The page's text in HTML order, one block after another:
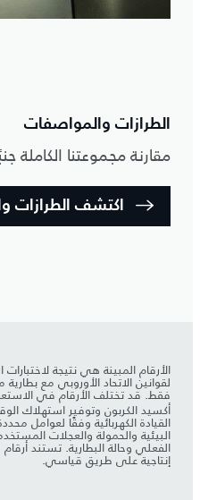
الطرازات والمواصفات
مقارنة مجموعتنا الكاملة
اكتشف الطرازات
الأرقام المبينة هي نتيجة
لقوانين الاتحاد الأوروبي مع
فقط. قد تختلف الأرقام في
أكسيد الكربون وتوفير استهلاك
القيادة الكهربائية وفقًا لعوامل
البيئية والحمولة والعجلات
الفعلي وحالة البطارية. تستند
إنتاجية على طريق قياسي.